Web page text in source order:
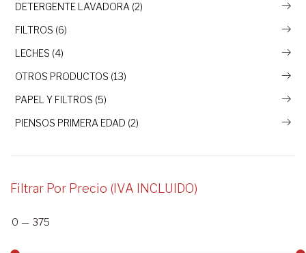
DETERGENTE LAVADORA (2)
FILTROS (6)
LECHES (4)
OTROS PRODUCTOS (13)
PAPEL Y FILTROS (5)
PIENSOS PRIMERA EDAD (2)
Filtrar Por Precio (IVA INCLUIDO)
0 — 375